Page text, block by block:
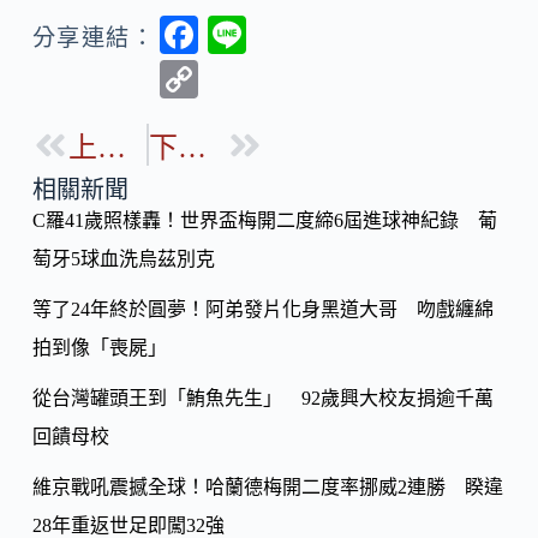
分享連結：
F
b
o
k
p
Li
n
k
上一篇 下一篇
相關新聞
C羅41歲照樣轟！世界盃梅開二度締6屆進球神紀錄 葡
萄牙5球血洗烏茲別克
等了24年終於圓夢！阿弟發片化身黑道大哥 吻戲纏綿
拍到像「喪屍」
從台灣罐頭王到「鮪魚先生」 92歲興大校友捐逾千萬
回饋母校
維京戰吼震撼全球！哈蘭德梅開二度率挪威2連勝 睽違
28年重返世足即闖32強